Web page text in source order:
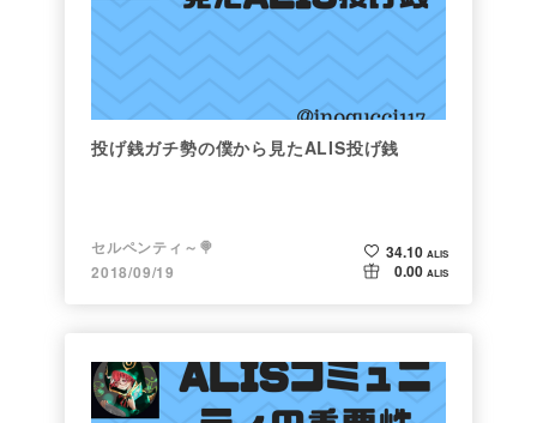
投げ銭ガチ勢の僕から見たALIS投げ銭
セルペンティ～🍭
2018/09/19
34.10 ALIS
0.00 ALIS